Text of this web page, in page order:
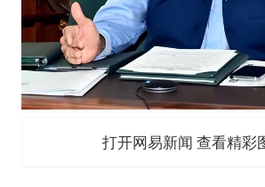
打开网易新闻 查看精彩